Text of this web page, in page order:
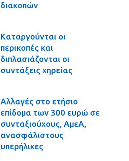
διακοπών
Καταργούνται οι
περικοπές και
διπλασιάζονται οι
συντάξεις χηρείας
Αλλαγές στο ετήσιο
επίδομα των 300 ευρώ σε
συνταξιούχους, ΑμεΑ,
ανασφάλιστους
υπερήλικες